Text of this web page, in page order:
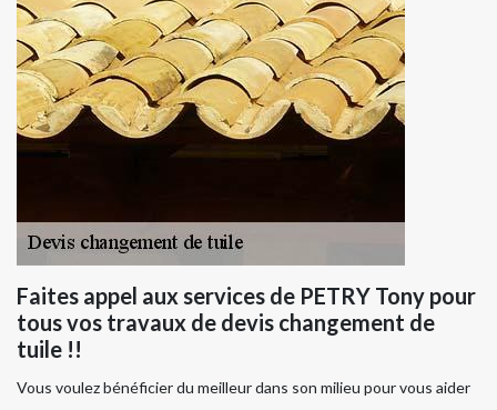
Faites appel aux services de PETRY Tony pour
tous vos travaux de devis changement de
tuile !!
Vous voulez bénéficier du meilleur dans son milieu pour vous aider